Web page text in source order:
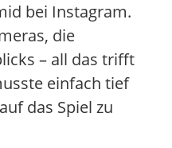
bei Instagram.
die
– all das trifft
einfach tief
das Spiel zu